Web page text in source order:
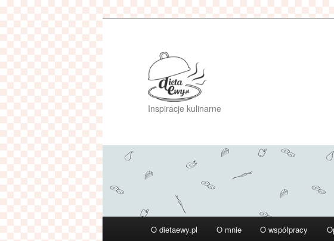
Przeskocz
do
tekstu
Inspiracje kulinarne
O dietaewy.pl O mnie O współpracy